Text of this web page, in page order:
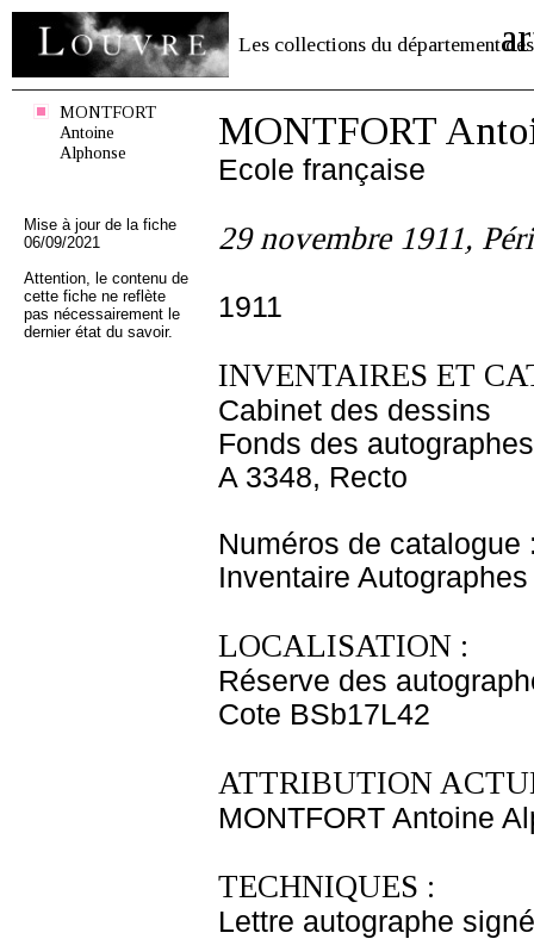
Les collections du département des
MONTFORT
Antoine
Alphonse
Mise à jour de la fiche
06/09/2021
Attention, le contenu de
cette fiche ne reflète
pas nécessairement le
dernier état du savoir.
MONTFORT
Ecole française
29 novembre 1911,
1911
INVENTAIRES ET
Cabinet des dessins
Fonds des autographes
A 3348, Recto
Numéros de catalogue
Inventaire
LOCALISATION :
Réserve des
Cote BSb17L42
ATTRIBUTION
MONTFORT Antoine
TECHNIQUES :
Lettre autographe